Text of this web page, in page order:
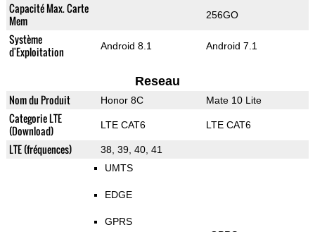
Capacité Max. Carte
Mem
256GO
Système
d'Exploitation
Android 8.1 Android 7.1
Reseau
Nom du Produit Honor 8C Mate 10 Lite
Categorie LTE
(Download)
LTE CAT6 LTE CAT6
LTE (fréquences) 38, 39, 40, 41
UMTS
EDGE
GPRS